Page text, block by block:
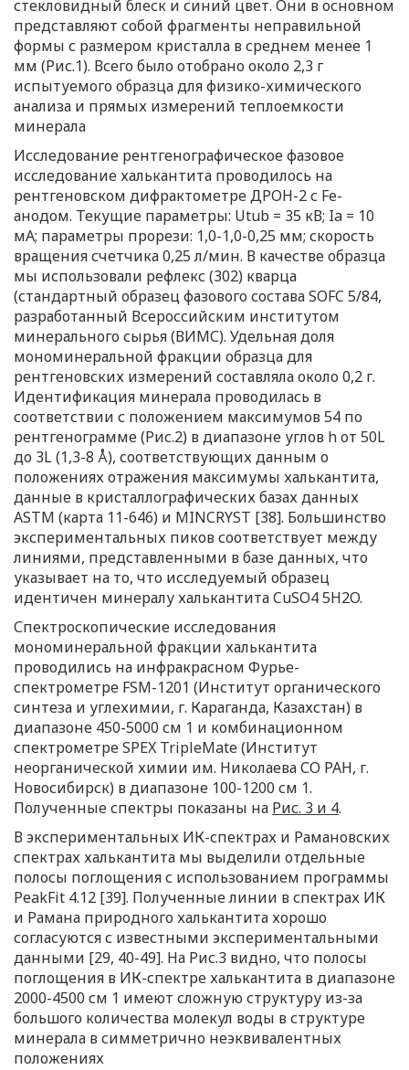
стекловидный блеск и синий цвет. Они в основном
представляют собой фрагменты неправильной
формы с размером кристалла в среднем менее 1
мм (Рис.1). Всего было отобрано около 2,3 г
испытуемого образца для физико-химического
анализа и прямых измерений теплоемкости
минерала
Исследование рентгенографическое фазовое
исследование халькантита проводилось на
рентгеновском дифрактометре ДРОН-2 с Fe-
анодом. Текущие параметры: Utub = 35 кВ; Ia = 10
мА; параметры прорези: 1,0-1,0-0,25 мм; скорость
вращения счетчика 0,25 л/мин. В качестве образца
мы использовали рефлекс (302) кварца
(стандартный образец фазового состава SOFC 5/84,
разработанный Всероссийским институтом
минерального сырья (ВИМС). Удельная доля
мономинеральной фракции образца для
рентгеновских измерений составляла около 0,2 г.
Идентификация минерала проводилась в
соответствии с положением максимумов 54 по
рентгенограмме (Рис.2) в диапазоне углов h от 50L
до 3L (1,3-8 Å), соответствующих данным о
положениях отражения максимумы халькантита,
данные в кристаллографических базах данных
ASTM (карта 11-646) и MINCRYST [38]. Большинство
экспериментальных пиков соответствует между
линиями, представленными в базе данных, что
указывает на то, что исследуемый образец
идентичен минералу халькантита CuSO4 5H2O.
Спектроскопические исследования
мономинеральной фракции халькантита
проводились на инфракрасном Фурье-
спектрометре FSM-1201 (Институт органического
синтеза и углехимии, г. Караганда, Казахстан) в
диапазоне 450-5000 см 1 и комбинационном
спектрометре SPEX TripleMate (Институт
неорганической химии им. Николаева СО РАН, г.
Новосибирск) в диапазоне 100-1200 см 1.
Полученные спектры показаны на Рис. 3 и 4.
В экспериментальных ИК-спектрах и Рамановских
спектрах халькантита мы выделили отдельные
полосы поглощения с использованием программы
PeakFit 4.12 [39]. Полученные линии в спектрах ИК
и Рамана природного халькантита хорошо
согласуются с известными экспериментальными
данными [29, 40-49]. На Рис.3 видно, что полосы
поглощения в ИК-спектре халькантита в диапазоне
2000-4500 см 1 имеют сложную структуру из-за
большого количества молекул воды в структуре
минерала в симметрично неэквивалентных
положениях